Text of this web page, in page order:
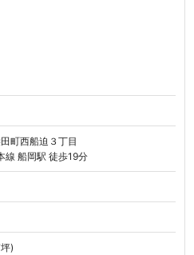
町西船迫３丁目
線 船岡駅 徒歩19分
)